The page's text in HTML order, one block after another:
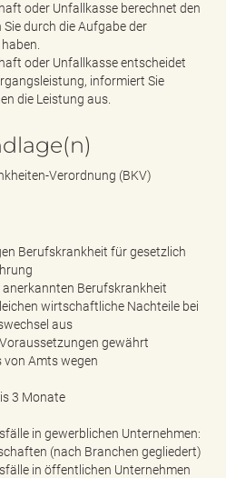
oder Unfallkasse berechnet den
durch die Aufgabe der
oder Unfallkasse entscheidet
informiert Sie
die Leistung aus.
Verordnung (BKV)
Berufskrankheit für gesetzlich
Berufskrankheit
wirtschaftliche Nachteile bei
aus
gewährt
Amts wegen
3 Monate
in gewerblichen Unternehmen:
(nach Branchen gegliedert)
in öffentlichen Unternehmen